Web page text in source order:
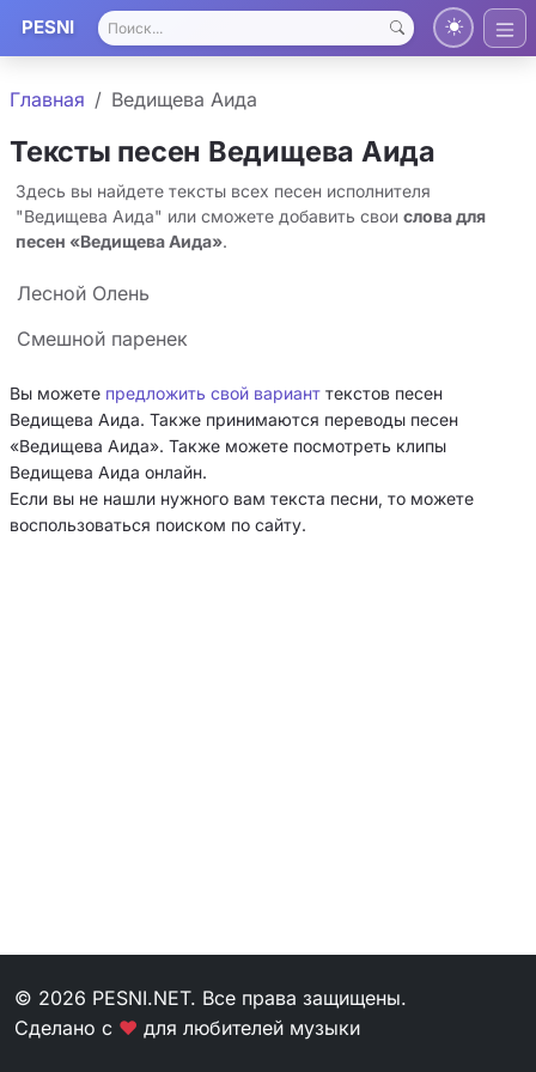
PESNI
Главная Ведищева Аида
Тексты песен Ведищева Аида
Здесь вы найдете тексты всех песен исполнителя
"Ведищева Аида" или сможете добавить свои слова для
песен «Ведищева Аида».
Лесной Олень
Смешной паренек
Вы можете предложить свой вариант текстов песен
Ведищева Аида. Также принимаются переводы песен
«Ведищева Аида». Также можете посмотреть клипы
Ведищева Аида онлайн.
Если вы не нашли нужного вам текста песни, то можете
воспользоваться поиском по сайту.
© 2026 PESNI.NET. Все права защищены.
Сделано с ❤ для любителей музыки